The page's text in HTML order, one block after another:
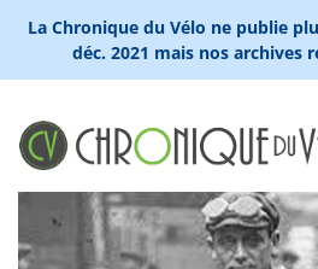
La Chronique du Vélo ne publie
déc. 2021 mais nos archives